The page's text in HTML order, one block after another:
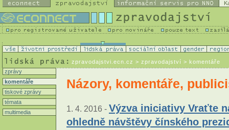
zpravodajstvi.ecn.cz > zpravodajství > komentáře
zprávy
komentáře
tiskové zprávy
témata
multimedia
Názory, komentáře,
1. 4. 2016 - Výzva iniciativy Vraťte
ohledně návštěvy čínského